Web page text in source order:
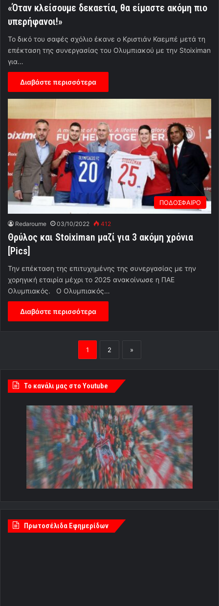
«Όταν κλείσουμε δεκαετία, θα είμαστε ακόμη πιο
υπερήφανοι!»
Το δικό του σαφές σχόλιο έκανε ο Κριστιάν Καεμπέ μετά τη
επέκταση της συνεργασίας του Ολυμπιακού με την Stoiximan
για…
Διαβάστε περισσότερα
ΠΟΔΟΣΦΑΙΡΟ
Redaroume 03/10/2022 412
Θρύλος και Stoiximan μαζί για 3 ακόμη χρόνια
[Pics]
Την επέκταση της επιτυχημένης της συνεργασίας με την
χορηγική εταιρία μέχρι το 2025 ανακοίνωσε η ΠΑΕ
Ολυμπιακός. Ο Ολυμπιακός…
Διαβάστε περισσότερα
1 2 »
Tο κανάλι μας στο Youtube
Πρωτοσέλιδα Εφημερίδων